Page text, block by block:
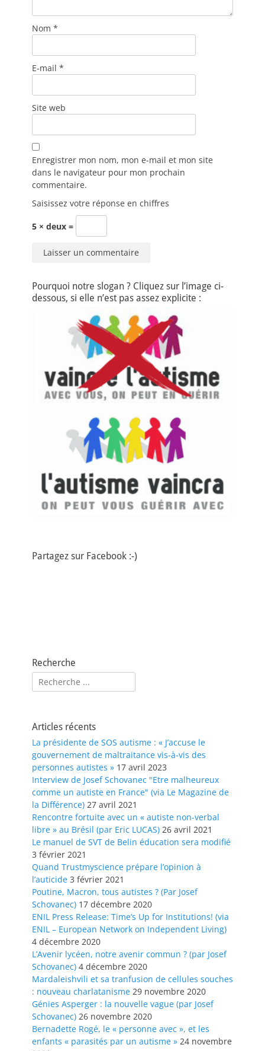
Nom *
E-mail *
Site web
Enregistrer mon nom, mon e-mail et mon site
dans le navigateur pour mon prochain
commentaire.
Saisissez votre réponse en chiffres
5 × deux =
Pourquoi notre slogan ? Cliquez sur l’image ci-
dessous, si elle n’est pas assez explicite :
Partagez sur Facebook :-)
Recherche
Rechercher :
Articles récents
La présidente de SOS autisme : « J’accuse le
gouvernement de maltraitance vis-à-vis des
personnes autistes » 17 avril 2023
Interview de Josef Schovanec "Etre malheureux
comme un autiste en France" (via Le Magazine de
la Différence) 27 avril 2021
Rencontre fortuite avec un « autiste non-verbal
libre » au Brésil (par Eric LUCAS) 26 avril 2021
Le manuel de SVT de Belin éducation sera modifié
3 février 2021
Quand Trustmyscience prépare l’opinion à
l’auticide 3 février 2021
Poutine, Macron, tous autistes ? (Par Josef
Schovanec) 17 décembre 2020
ENIL Press Release: Time’s Up for Institutions! (via
ENIL – European Network on Independent Living)
4 décembre 2020
L’Avenir lycéen, notre avenir commun ? (par Josef
Schovanec) 4 décembre 2020
Mardaleishvili et sa tranfusion de cellules souches
: nouveau charlatanisme 29 novembre 2020
Génies Asperger : la nouvelle vague (par Josef
Schovanec) 26 novembre 2020
Bernadette Rogé, le « personne avec », et les
enfants « parasités par un autisme » 24 novembre